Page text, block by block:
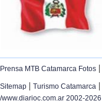
Prensa MTB Catamarca Fotos |
Sitemap | Turismo Catamarca |
/www.diarioc.com.ar 2002-2026